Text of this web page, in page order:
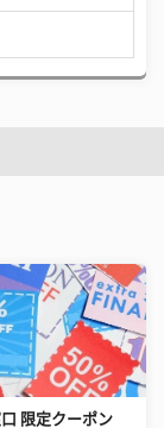
限定クーポン